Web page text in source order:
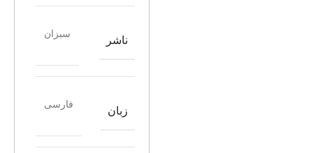
ناشر
سبزان
زبان
فارسی